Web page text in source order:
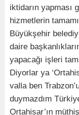
iktidarın yapması
hizmetlerin
Büyükşehir
daire
yapacağı işleri
Diyorlar ya
valla ben
duymazdım
Ortahisar’ın